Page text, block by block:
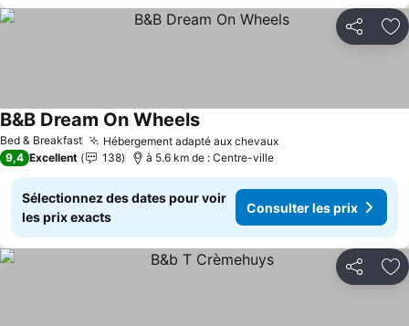
Partager
Bed & Breakfast Hébergement adapté aux chevauxConsulter les prix
B&B Dream On WheelsConsulter les prix
9,4 Excellent 138 à 5.6 km de : Centre-ville
Sélectionnez des dates pour voir
les prix exacts
Consulter les prix
Partager